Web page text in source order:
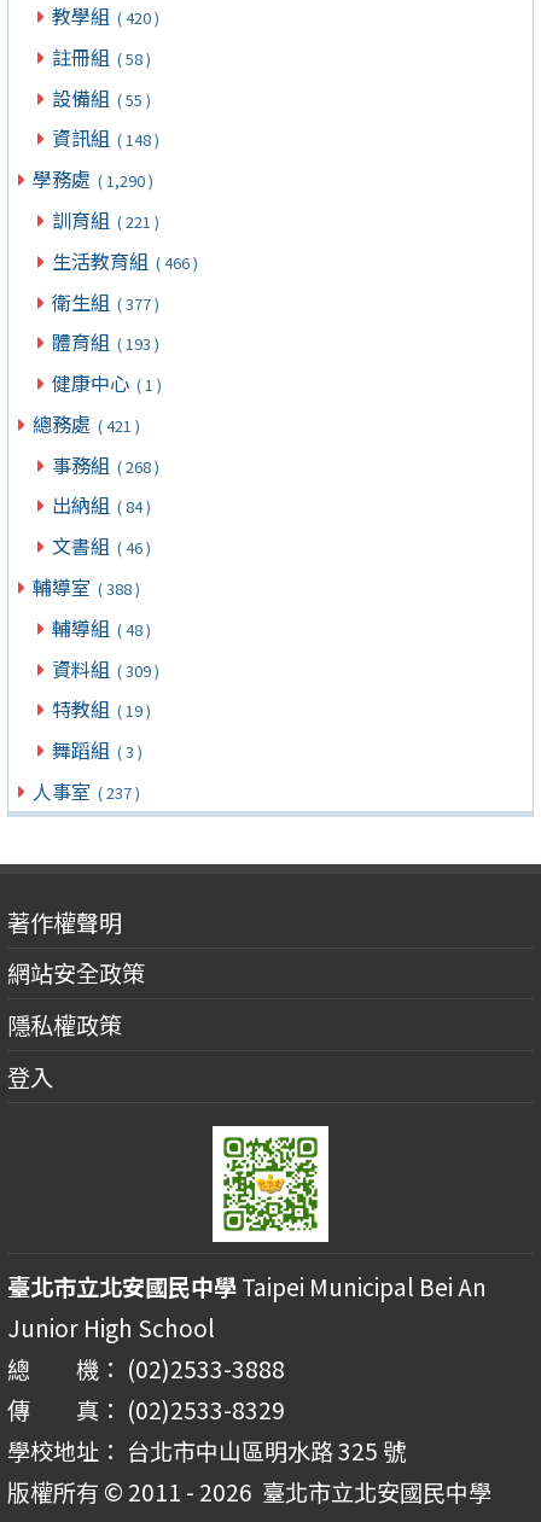
教學組 ( 420 )
註冊組 ( 58 )
設備組 ( 55 )
資訊組 ( 148 )
學務處 ( 1,290 )
訓育組 ( 221 )
生活教育組 ( 466 )
衛生組 ( 377 )
體育組 ( 193 )
健康中心 ( 1 )
總務處 ( 421 )
事務組 ( 268 )
出納組 ( 84 )
文書組 ( 46 )
輔導室 ( 388 )
輔導組 ( 48 )
資料組 ( 309 )
特教組 ( 19 )
舞蹈組 ( 3 )
人事室 ( 237 )
著作權聲明
網站安全政策
隱私權政策
登入
臺北市立北安國民中學Taipei Municipal Bei An
Junior High School
總 機： (02)2533-3888
傳 真： (02)2533-8329
學校地址： 台北市中山區明水路 325 號
版權所有 © 2011 - 2026 臺北市立北安國民中學